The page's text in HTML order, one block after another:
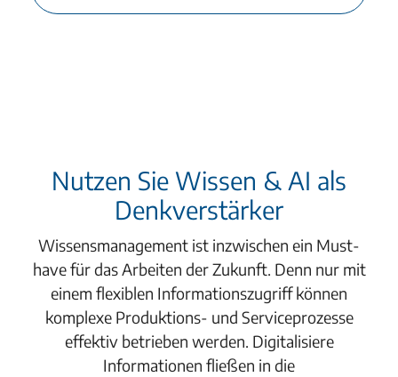
Nutzen Sie Wissen & AI als
Denkverstärker
Wissensmanagement ist inzwischen ein Must-
have für das Arbeiten der Zukunft. Denn nur mit
einem flexiblen Informationszugriff können
komplexe Produktions- und Serviceprozesse
effektiv betrieben werden. Digitalisiere
Informationen fließen in die